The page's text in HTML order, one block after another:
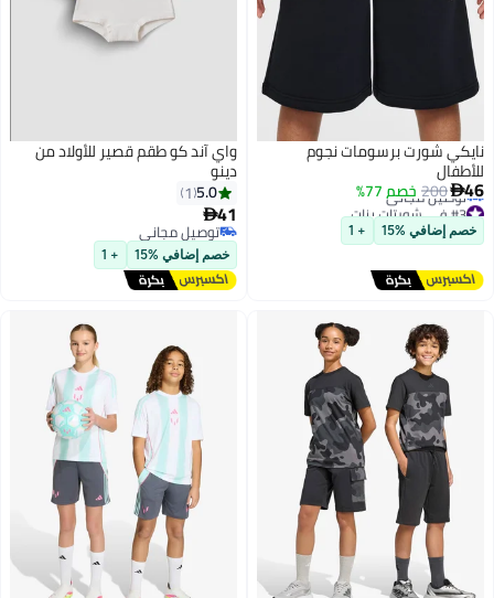
نايكي شورت برسومات نجوم
للأطفال
46
200 خصم 77%
#3 في شورتات بنات
أقل سعر في السنة
توصيل مجاني
خصم إضافي %15 + 1
واي آند كو طقم قصير للأولاد من
دينو
5.0
1
41
توصيل مجاني
توصيل مجاني
خصم إضافي %15 + 1